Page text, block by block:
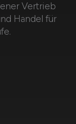
Vertrieb
Handel für